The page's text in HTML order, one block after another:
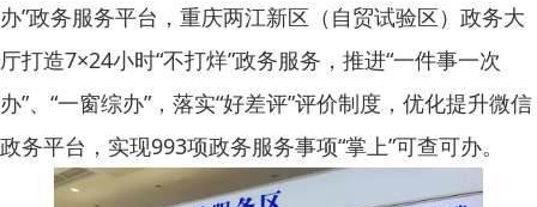
办”政务服务平台，重庆两江新区（自贸试验区）政务大
厅打造7×24小时“不打烊”政务服务，推进“一件事一次
办”、“一窗综办”，落实“好差评”评价制度，优化提升微信
政务平台，实现993项政务服务事项“掌上”可查可办。